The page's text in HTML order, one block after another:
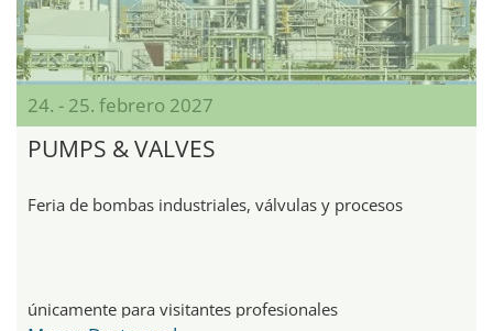
24. - 25. febrero 2027
PUMPS & VALVES
Feria de bombas industriales, válvulas y procesos
únicamente para visitantes profesionales